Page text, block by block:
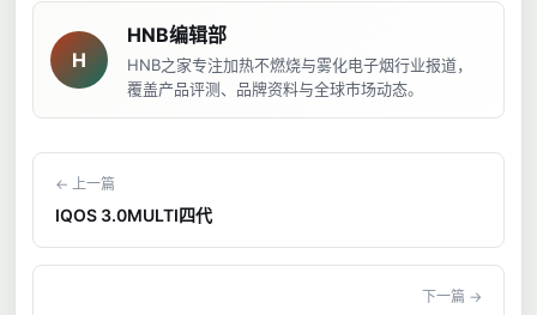
H
HNB编辑部
HNB之家专注加热不燃烧与雾化电子烟行业报道，
覆盖产品评测、品牌资料与全球市场动态。
← 上一篇
IQOS 3.0MULTI四代
下一篇 →